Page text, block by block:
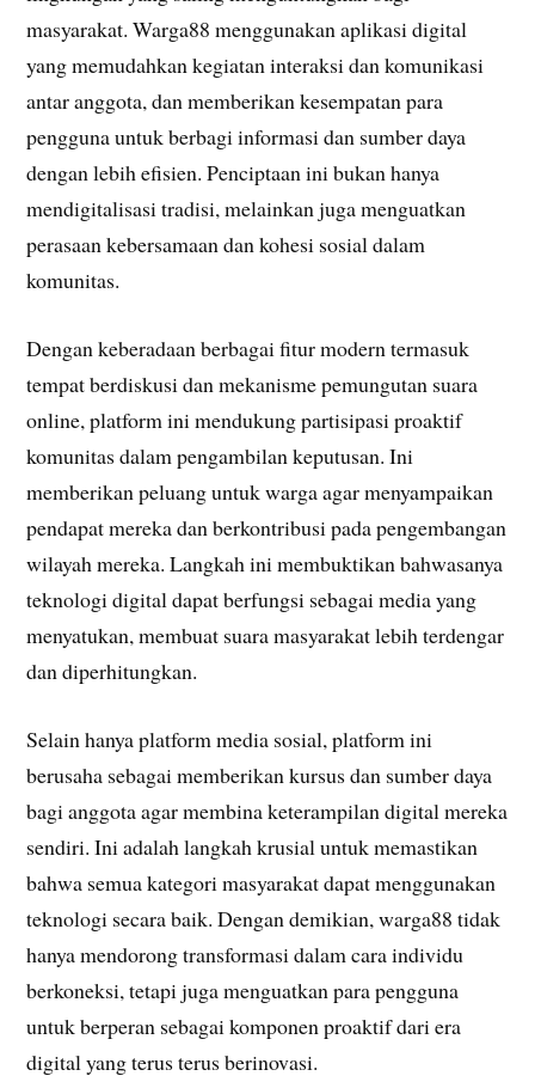
masyarakat. Warga88 menggunakan aplikasi digital
yang memudahkan kegiatan interaksi dan komunikasi
antar anggota, dan memberikan kesempatan para
pengguna untuk berbagi informasi dan sumber daya
dengan lebih efisien. Penciptaan ini bukan hanya
mendigitalisasi tradisi, melainkan juga menguatkan
perasaan kebersamaan dan kohesi sosial dalam
komunitas.
Dengan keberadaan berbagai fitur modern termasuk
tempat berdiskusi dan mekanisme pemungutan suara
online, platform ini mendukung partisipasi proaktif
komunitas dalam pengambilan keputusan. Ini
memberikan peluang untuk warga agar menyampaikan
pendapat mereka dan berkontribusi pada pengembangan
wilayah mereka. Langkah ini membuktikan bahwasanya
teknologi digital dapat berfungsi sebagai media yang
menyatukan, membuat suara masyarakat lebih terdengar
dan diperhitungkan.
Selain hanya platform media sosial, platform ini
berusaha sebagai memberikan kursus dan sumber daya
bagi anggota agar membina keterampilan digital mereka
sendiri. Ini adalah langkah krusial untuk memastikan
bahwa semua kategori masyarakat dapat menggunakan
teknologi secara baik. Dengan demikian, warga88 tidak
hanya mendorong transformasi dalam cara individu
berkoneksi, tetapi juga menguatkan para pengguna
untuk berperan sebagai komponen proaktif dari era
digital yang terus terus berinovasi.